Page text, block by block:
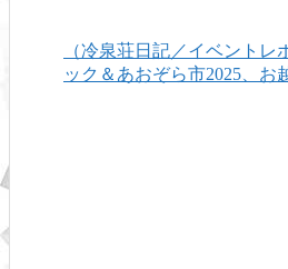
（冷泉荘日記／イベント
ック＆あおぞら市2025、お